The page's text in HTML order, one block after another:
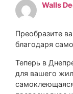
Walls
Преобразите
благодаря
Теперь в
для вашего